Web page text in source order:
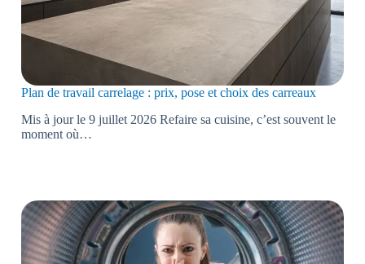
Plan de travail carrelage : prix, pose et choix des carreaux
Mis à jour le 9 juillet 2026 Refaire sa cuisine, c’est souvent le
moment où…